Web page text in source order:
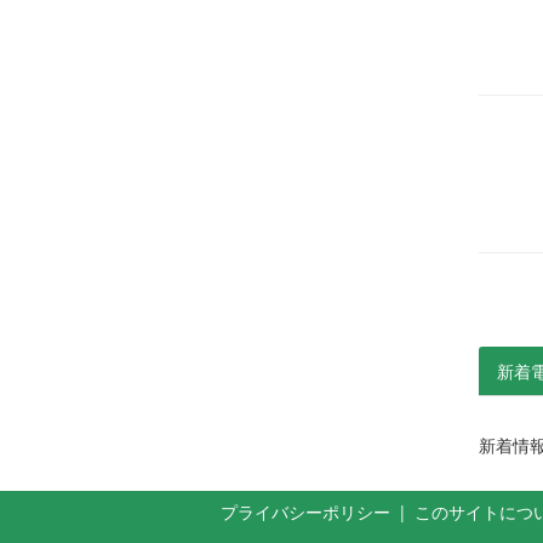
プライバシーポリシー | このサイトにつ
新着
新着情